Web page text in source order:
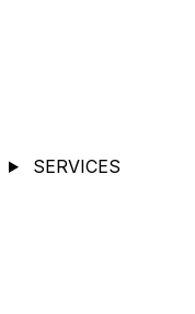
SERVICES